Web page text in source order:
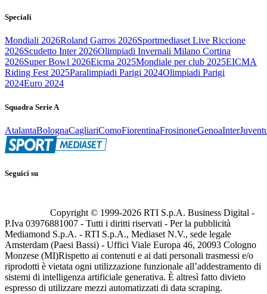
Speciali
Mondiali 2026Roland Garros 2026Sportmediaset Live Riccione
2026Scudetto Inter 2026Olimpiadi Invernali Milano Cortina
2026Super Bowl 2026Eicma 2025Mondiale per club 2025EICMA
Riding Fest 2025Paralimpiadi Parigi 2024Olimpiadi Parigi
2024Euro 2024
Squadra Serie A
AtalantaBolognaCagliariComoFiorentinaFrosinoneGenoaInter
Seguici su
Copyright © 1999-2026 RTI S.p.A. Business Digital -
P.Iva 03976881007 - Tutti i diritti riservati - Per la pubblicità
Mediamond S.p.A. - RTI S.p.A., Mediaset N.V., sede legale
Amsterdam (Paesi Bassi) - Uffici Viale Europa 46, 20093 Cologno
Monzese (MI)Rispetto ai contenuti e ai dati personali trasmessi e/o
riprodotti è vietata ogni utilizzazione funzionale all’addestramento di
sistemi di intelligenza artificiale generativa. È altresì fatto divieto
espresso di utilizzare mezzi automatizzati di data scraping.